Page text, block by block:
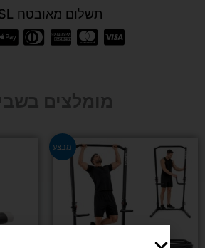
גלגלים
תשלום מאובטח SSL
מומלצים
מבצע
המקורי
היה:
₪1,290.
המחיר
הנוכחי
הוא:
₪990.